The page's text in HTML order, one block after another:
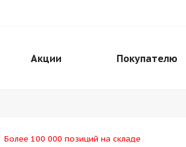
Акции Покупателю
Более 100 000 позиций на складе